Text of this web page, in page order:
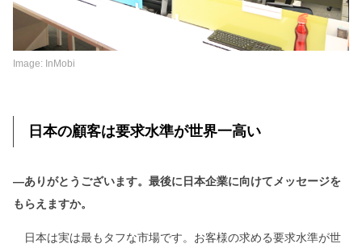
Image: InMobi
日本の顧客は要求水準が世界一高い
―ありがとうございます。最後に日本企業に向けてメッセージを
もらえますか。
日本は実は最もタフな市場です。お客様の求める要求水準が世